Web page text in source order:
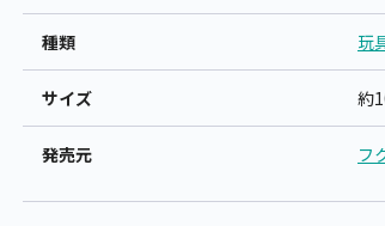
種類 玩
サイズ 約
発売元 フ